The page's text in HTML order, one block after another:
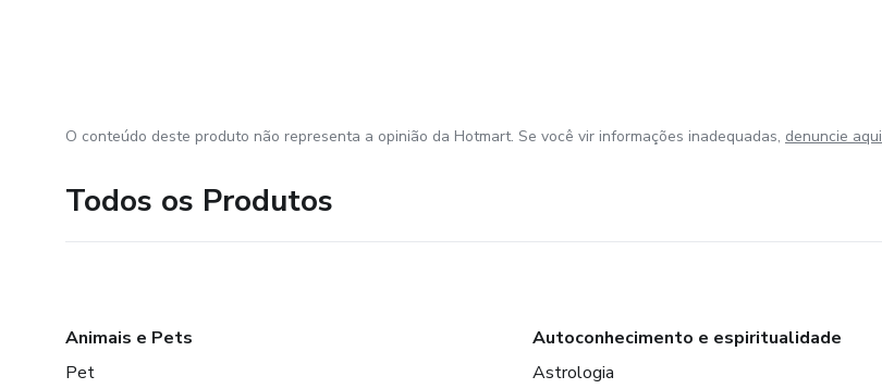
O conteúdo deste produto não representa a opinião da Hotmart. Se você vir informações inadequadas, denuncie aqui
Todos os Produtos
Animais e Pets
Pet
Autoconhecimento e espiritualidade
Astrologia